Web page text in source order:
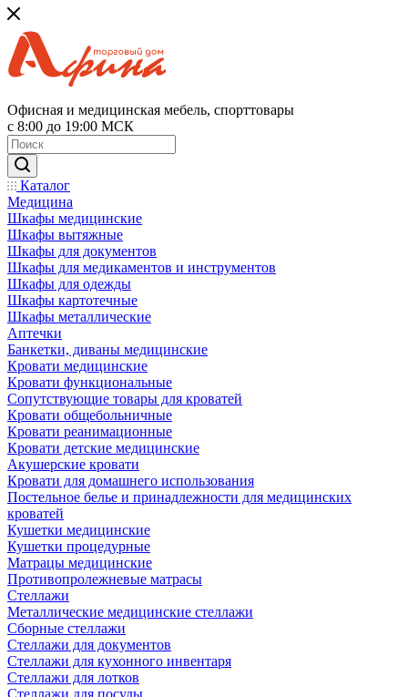
Офисная и медицинская мебель, спорттовары
с 8:00 до 19:00 МСК
Каталог
Медицина
Шкафы медицинские
Шкафы вытяжные
Шкафы для документов
Шкафы для медикаментов и инструментов
Шкафы для одежды
Шкафы картотечные
Шкафы металлические
Аптечки
Банкетки, диваны медицинские
Кровати медицинские
Кровати функциональные
Сопутствующие товары для кроватей
Кровати общебольничные
Кровати реанимационные
Кровати детские медицинские
Акушерские кровати
Кровати для домашнего использования
Постельное белье и принадлежности для медицинских
кроватей
Кушетки медицинские
Кушетки процедурные
Матрацы медицинские
Противопролежневые матрасы
Стеллажи
Металлические медицинские стеллажи
Сборные стеллажи
Стеллажи для документов
Стеллажи для кухонного инвентаря
Стеллажи для лотков
Стеллажи для посуды